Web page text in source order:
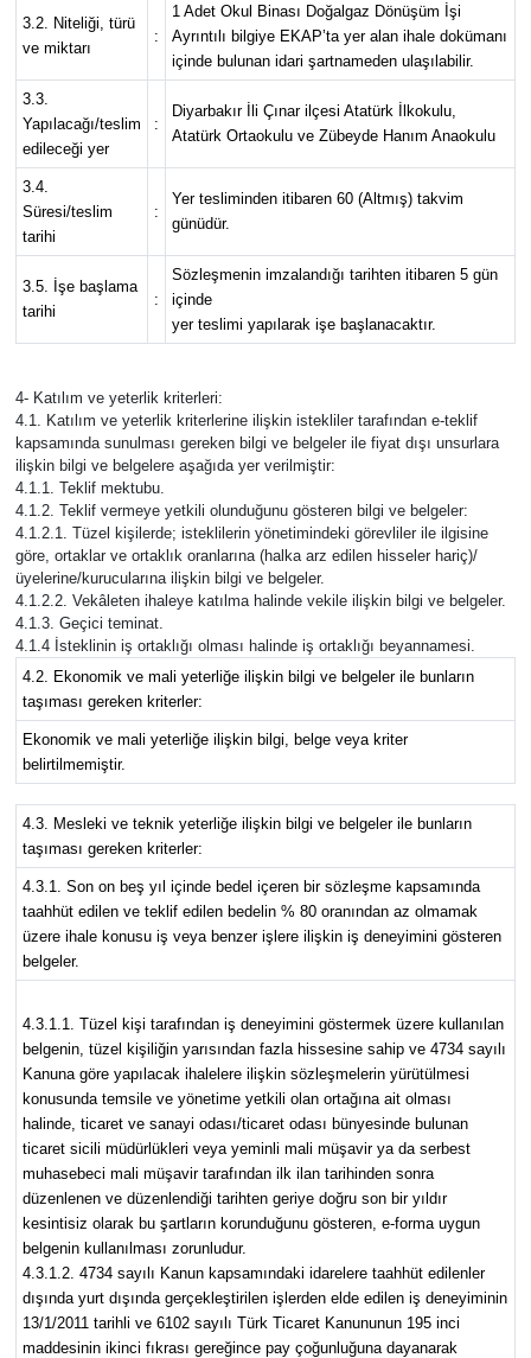
3.2. Niteliği, türü
ve miktarı
:
1 Adet Okul Binası Doğalgaz Dönüşüm İşi
Ayrıntılı bilgiye EKAP’ta yer alan ihale dokümanı
içinde bulunan idari şartnameden ulaşılabilir.
3.3.
Yapılacağı/teslim
edileceği yer
:
Diyarbakır İli Çınar ilçesi Atatürk İlkokulu,
Atatürk Ortaokulu ve Zübeyde Hanım Anaokulu
3.4.
Süresi/teslim
tarihi
:
Yer tesliminden itibaren 60 (Altmış) takvim
günüdür.
3.5. İşe başlama
tarihi
:
Sözleşmenin imzalandığı tarihten itibaren 5 gün
içinde
yer teslimi yapılarak işe başlanacaktır.
4- Katılım ve yeterlik kriterleri:
4.1. Katılım ve yeterlik kriterlerine ilişkin istekliler tarafından e-teklif
kapsamında sunulması gereken bilgi ve belgeler ile fiyat dışı unsurlara
ilişkin bilgi ve belgelere aşağıda yer verilmiştir:
4.1.1. Teklif mektubu.
4.1.2. Teklif vermeye yetkili olunduğunu gösteren bilgi ve belgeler:
4.1.2.1. Tüzel kişilerde; isteklilerin yönetimindeki görevliler ile ilgisine
göre, ortaklar ve ortaklık oranlarına (halka arz edilen hisseler hariç)/
üyelerine/kurucularına ilişkin bilgi ve belgeler.
4.1.2.2. Vekâleten ihaleye katılma halinde vekile ilişkin bilgi ve belgeler.
4.1.3. Geçici teminat.
4.1.4 İsteklinin iş ortaklığı olması halinde iş ortaklığı beyannamesi.
4.2. Ekonomik ve mali yeterliğe ilişkin bilgi ve belgeler ile bunların
taşıması gereken kriterler:
Ekonomik ve mali yeterliğe ilişkin bilgi, belge veya kriter
belirtilmemiştir.
4.3. Mesleki ve teknik yeterliğe ilişkin bilgi ve belgeler ile bunların
taşıması gereken kriterler:
4.3.1. Son on beş yıl içinde bedel içeren bir sözleşme kapsamında
taahhüt edilen ve teklif edilen bedelin % 80 oranından az olmamak
üzere ihale konusu iş veya benzer işlere ilişkin iş deneyimini gösteren
belgeler.
4.3.1.1. Tüzel kişi tarafından iş deneyimini göstermek üzere kullanılan
belgenin, tüzel kişiliğin yarısından fazla hissesine sahip ve 4734 sayılı
Kanuna göre yapılacak ihalelere ilişkin sözleşmelerin yürütülmesi
konusunda temsile ve yönetime yetkili olan ortağına ait olması
halinde, ticaret ve sanayi odası/ticaret odası bünyesinde bulunan
ticaret sicili müdürlükleri veya yeminli mali müşavir ya da serbest
muhasebeci mali müşavir tarafından ilk ilan tarihinden sonra
düzenlenen ve düzenlendiği tarihten geriye doğru son bir yıldır
kesintisiz olarak bu şartların korunduğunu gösteren, e-forma uygun
belgenin kullanılması zorunludur.
4.3.1.2. 4734 sayılı Kanun kapsamındaki idarelere taahhüt edilenler
dışında yurt dışında gerçekleştirilen işlerden elde edilen iş deneyiminin
13/1/2011 tarihli ve 6102 sayılı Türk Ticaret Kanununun 195 inci
maddesinin ikinci fıkrası gereğince pay çoğunluğuna dayanarak